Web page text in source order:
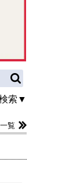
索▼
覧